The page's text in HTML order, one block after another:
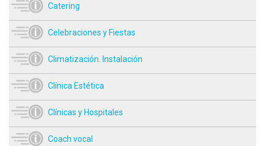
Catering
Celebraciones y Fiestas
Climatización. Instalación
Clínica Estética
Clínicas y Hospitales
Coach vocal